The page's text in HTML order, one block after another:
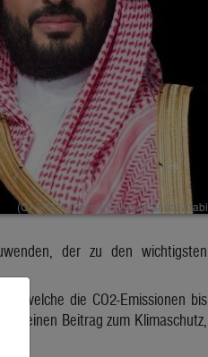
der zu den wichtigsten
welche die CO2-Emissionen bis
seinen Beitrag zum Klimaschutz,